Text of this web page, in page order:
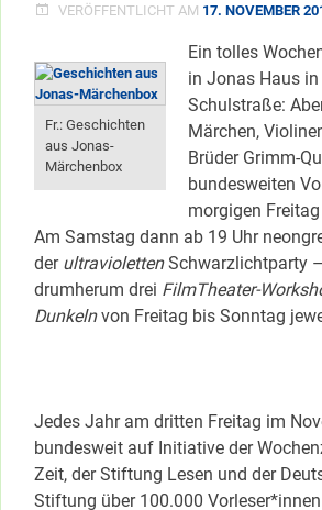
VERÖFFENTLICHT AM 17. NOVEMBER
Fr.: Geschichten
aus Jonas-
Märchenbox
Ein tolles
in Jonas Haus
Schulstraße:
Märchen,
Brüder Grimm-
bundesweiten
morgigen Freitag
Am Samstag dann ab 19 Uhr
der ultraviolettenSchwarzlichtparty
drumherum drei FilmTheater-
Dunkelnvon Freitag bis Sonntag
Jedes Jahr am dritten Freitag im
bundesweit auf Initiative der
Zeit, der Stiftung Lesen und der
Stiftung über 100.000